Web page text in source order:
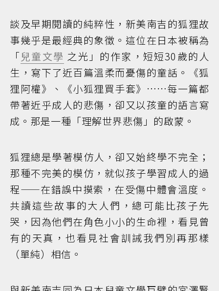
談及早期閱讀的純粹性，新美南吉的狐狸故
事幾乎是最經典的象徵。這位在日本被稱為
「兒童文學 之光」的作家，短短30歲的人
生，寫下了近百篇溫柔而憂傷的童話。《狐
狸阿權》、《小狐狸買手套》……每一篇都
帶著近乎成人的悲傷，卻又以孩童的語言寫
成。那是一種「理解世界悲傷」的啟蒙。
狐狸總是學著模仿人，卻又始終學不完全；
那種不完美的模仿，就似孩子學習成人的過
程——在錯誤中摸索，在受傷中體會溫度。
共讀這些故事的大人們，總可能比孩子先
哭，因為他們在角色小小的生命裡，看見曾
有的天真，也看見社會訓誡我們別再那樣
（單純）相信。